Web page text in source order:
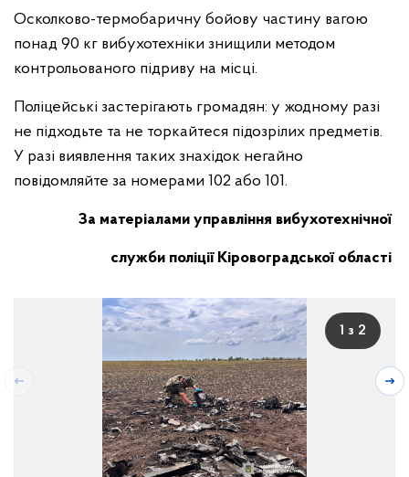
Осколково-термобаричну бойову частину вагою
понад 90 кг вибухотехніки знищили методом
контрольованого підриву на місці.
Поліцейські застерігають громадян: у жодному разі
не підходьте та не торкайтеся підозрілих предметів.
У разі виявлення таких знахідок негайно
повідомляйте за номерами 102 або 101.
За матеріалами управління вибухотехнічної
служби поліції Кіровоградської області
1 з 2